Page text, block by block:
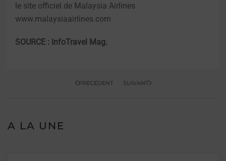
le site officiel de Malaysia Airlines
www.malaysiaairlines.com
SOURCE : InfoTravel Mag.
PRÉCÉDENT SUIVANT
A LA UNE